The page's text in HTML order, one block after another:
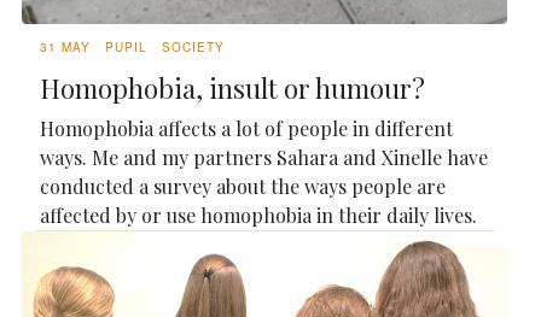
31 MAY PUPIL SOCIETY
Homophobia, insult or humour?
Homophobia affects a lot of people in different
ways. Me and my partners Sahara and Xinelle have
conducted a survey about the ways people are
affected by or use homophobia in their daily lives.